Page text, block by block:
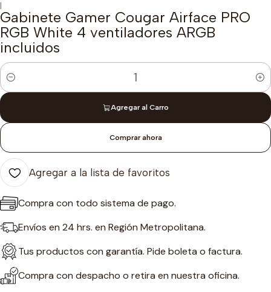
|
Gabinete Gamer Cougar Airface PRO
RGB White 4 ventiladores ARGB
incluidos
Cantidad
Agregar al Carro
Comprar ahora
Agregar a la lista de favoritos
Compra con todo sistema de pago.
Envíos en 24 hrs. en Región Metropolitana.
Tus productos con garantía. Pide boleta o factura.
Compra con despacho o retira en nuestra oficina.